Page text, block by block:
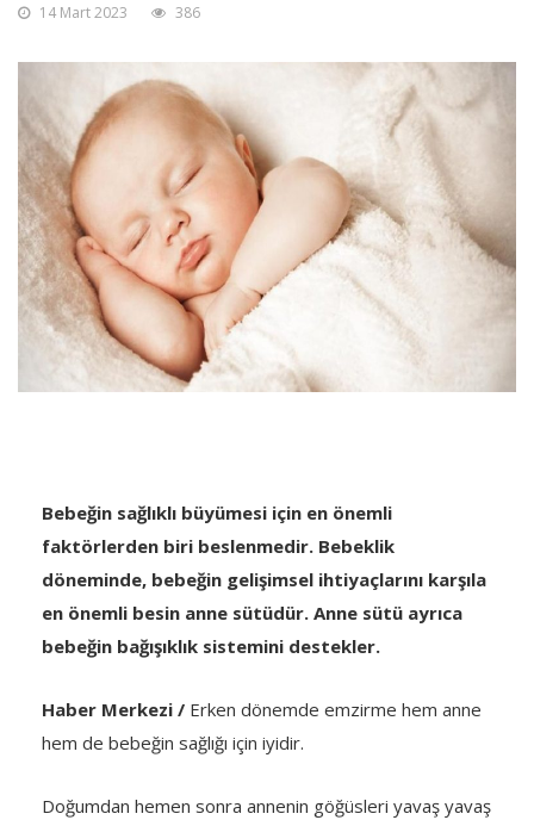
14 Mart 2023 386
Bebeğin sağlıklı büyümesi için en önemli
faktörlerden biri beslenmedir. Bebeklik
döneminde, bebeğin gelişimsel ihtiyaçlarını karşıla
en önemli besin anne sütüdür. Anne sütü ayrıca
bebeğin bağışıklık sistemini destekler.
Haber Merkezi / Erken dönemde emzirme hem anne
hem de bebeğin sağlığı için iyidir.
Doğumdan hemen sonra annenin göğüsleri yavaş yavaş